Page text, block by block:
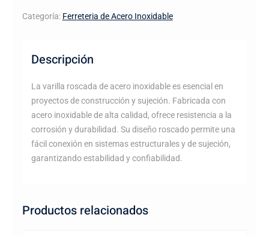
Categoría: Ferreteria de Acero Inoxidable
Descripción
La varilla roscada de acero inoxidable es esencial en
proyectos de construcción y sujeción. Fabricada con
acero inoxidable de alta calidad, ofrece resistencia a la
corrosión y durabilidad. Su diseño roscado permite una
fácil conexión en sistemas estructurales y de sujeción,
garantizando estabilidad y confiabilidad.
Productos relacionados